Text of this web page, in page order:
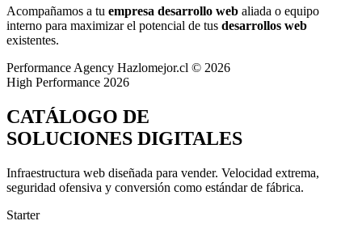
Acompañamos a tu empresa desarrollo web aliada o equipo
interno para maximizar el potencial de tus desarrollos web
existentes.
Performance Agency Hazlomejor.cl © 2026
High Performance 2026
CATÁLOGO DE
SOLUCIONES DIGITALES
Infraestructura web diseñada para vender. Velocidad extrema,
seguridad ofensiva y conversión como estándar de fábrica.
Starter